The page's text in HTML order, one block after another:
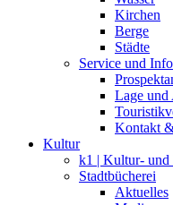
Kirchen
Berge
Städte
Service und Info
Lage und
Kontakt
Kultur
k1 | Kultur- und
Stadtbücherei
Aktuelles